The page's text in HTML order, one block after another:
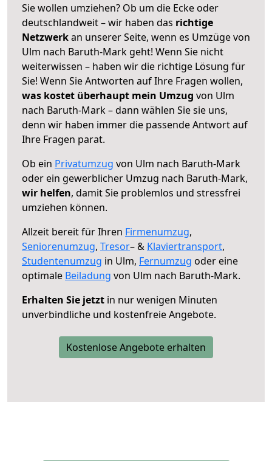
Sie wollen umziehen? Ob um die Ecke oder
deutschlandweit – wir haben das richtige
Netzwerkan unserer Seite, wenn es Umzüge von
Ulm nach Baruth-Mark geht! Wenn Sie nicht
weiterwissen – haben wir die richtige Lösung für
Sie! Wenn Sie Antworten auf Ihre Fragen wollen,
was kostet überhaupt mein Umzug von Ulm
nach Baruth-Mark – dann wählen Sie sie uns,
denn wir haben immer die passende Antwort auf
Ihre Fragen parat.
Ob ein Privatumzug von Ulm nach Baruth-Mark
oder ein gewerblicher Umzug nach Baruth-Mark,
wir helfen, damit Sie problemlos und stressfrei
umziehen können.
Allzeit bereit für Ihren Firmenumzug,
Seniorenumzug, Tresor– & Klaviertransport,
Studentenumzug in Ulm, Fernumzug oder eine
optimale Beiladung von Ulm nach Baruth-Mark.
Erhalten Sie jetzt in nur wenigen Minuten
unverbindliche und kostenfreie Angebote.
Kostenlose Angebote erhalten